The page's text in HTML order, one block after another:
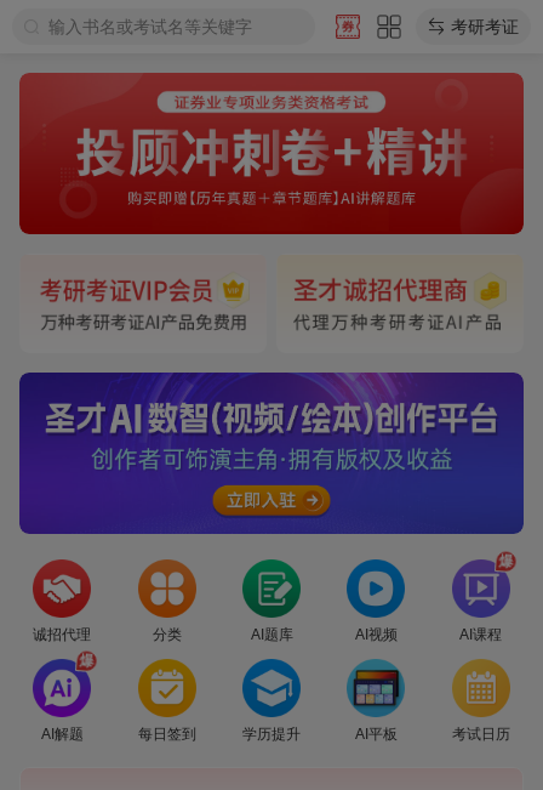
输入书名或考试名等关键字 考研考证
诚招代理 分类 AI题库 AI视频
爆
AI课程
爆
AI解题 每日签到 学历提升 AI平板 考试日历